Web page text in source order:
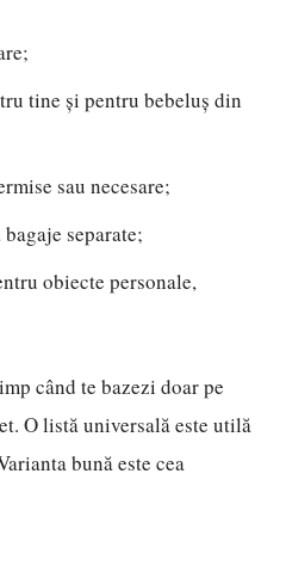
tine și pentru bebeluș din
sau necesare;
separate;
obiecte personale,
când te bazezi doar pe
O listă universală este utilă
bună este cea